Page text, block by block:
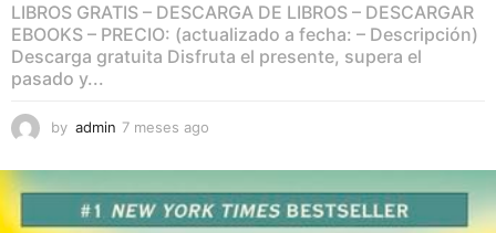
LIBROS GRATIS – DESCARGA DE LIBROS – DESCARGAR
EBOOKS – PRECIO: (actualizado a fecha: – Descripción)
Descarga gratuita Disfruta el presente, supera el
pasado y...
by admin 7 meses ago
e
s
e